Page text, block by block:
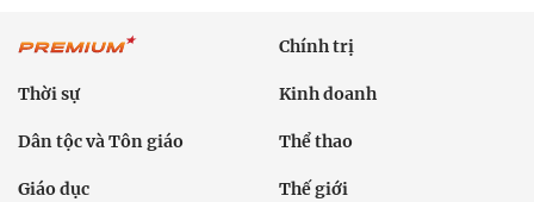
Chính trị
Thời sự Kinh doanh
Dân tộc và Tôn giáo Thể thao
Giáo dục Thế giới